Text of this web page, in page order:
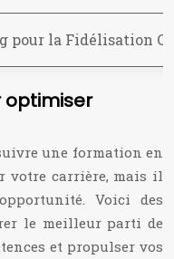
pour la Fidélisation
optimiser
une formation en
votre carrière, mais il
Voici des
le meilleur parti de
et propulser vos